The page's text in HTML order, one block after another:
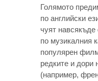
Голямото
по английски
чуят навсякъде
по музикалния
популярен
редките и дори
(например,